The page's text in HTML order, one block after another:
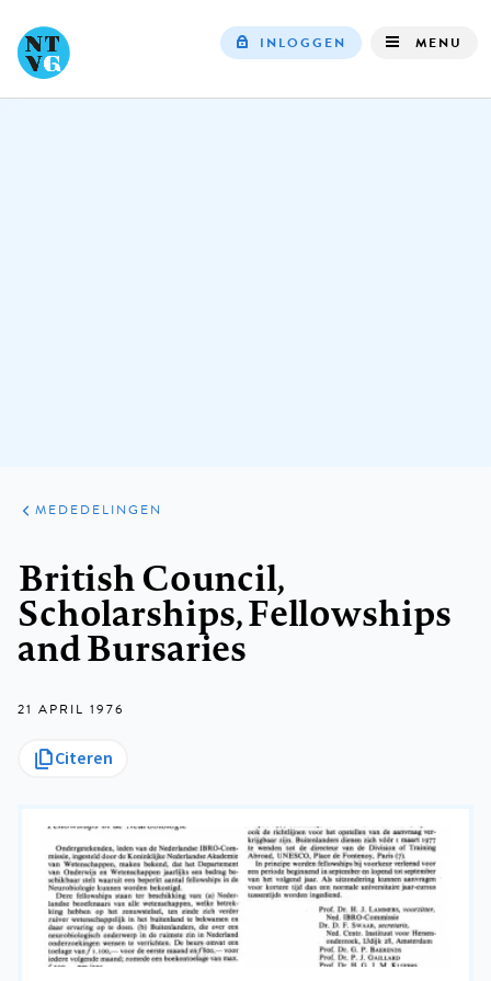
INLOGGEN MENU
ARTIKELEN
VARIA
MEDEDELINGEN
British Council,
Scholarships, Fellowships
and Bursaries
21 APRIL 1976
Citeren